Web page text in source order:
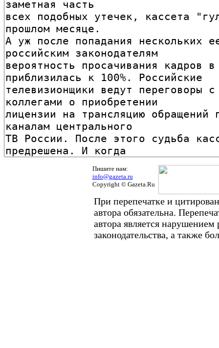
Пишите нам:
info@gazeta.ru
Copyright © Gazeta.Ru
При перепечатке и
автора обязательна.
автора является
законодательства, а также